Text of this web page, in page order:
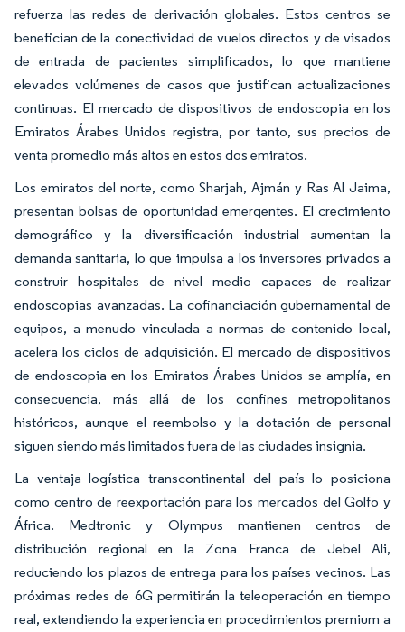
refuerza las redes de derivación globales. Estos centros se
benefician de la conectividad de vuelos directos y de visados
de entrada de pacientes simplificados, lo que mantiene
elevados volúmenes de casos que justifican actualizaciones
continuas. El mercado de dispositivos de endoscopia en los
Emiratos Árabes Unidos registra, por tanto, sus precios de
venta promedio más altos en estos dos emiratos.
Los emiratos del norte, como Sharjah, Ajmán y Ras Al Jaima,
presentan bolsas de oportunidad emergentes. El crecimiento
demográfico y la diversificación industrial aumentan la
demanda sanitaria, lo que impulsa a los inversores privados a
construir hospitales de nivel medio capaces de realizar
endoscopias avanzadas. La cofinanciación gubernamental de
equipos, a menudo vinculada a normas de contenido local,
acelera los ciclos de adquisición. El mercado de dispositivos
de endoscopia en los Emiratos Árabes Unidos se amplía, en
consecuencia, más allá de los confines metropolitanos
históricos, aunque el reembolso y la dotación de personal
siguen siendo más limitados fuera de las ciudades insignia.
La ventaja logística transcontinental del país lo posiciona
como centro de reexportación para los mercados del Golfo y
África. Medtronic y Olympus mantienen centros de
distribución regional en la Zona Franca de Jebel Ali,
reduciendo los plazos de entrega para los países vecinos. Las
próximas redes de 6G permitirán la teleoperación en tiempo
real, extendiendo la experiencia en procedimientos premium a